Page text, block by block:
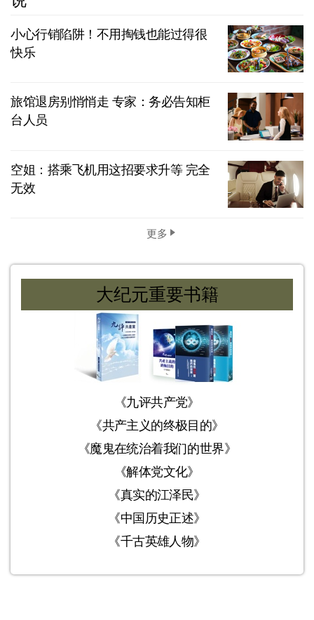
小心行销陷阱！不用掏钱也能过得很
快乐
旅馆退房别悄悄走 专家：务必告知柜
台人员
空姐：搭乘飞机用这招要求升等 完全
无效
更多
大纪元重要书籍
《九评共产党》
《共产主义的终极目的》
《魔鬼在统治着我们的世界》
《解体党文化》
《真实的江泽民》
《中国历史正述》
《千古英雄人物》